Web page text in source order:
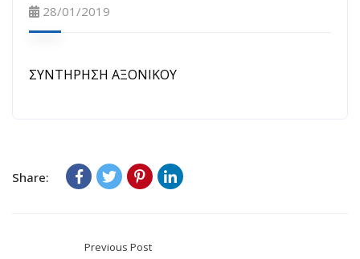
28/01/2019
ΣΥΝΤΗΡΗΣΗ ΑΞΟΝΙΚΟΥ
Share:
Previous Post